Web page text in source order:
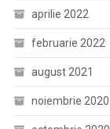
aprilie 2022
februarie 2022
august 2021
noiembrie 2020